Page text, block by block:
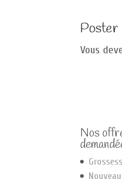
Poster
Vous
Nos